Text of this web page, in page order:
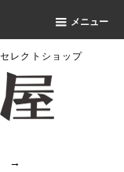
メニュー
レクトショップ
→